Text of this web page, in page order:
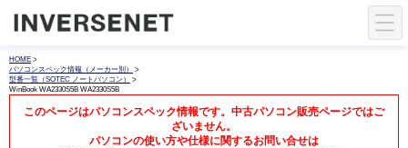
HOME >
パソコンスペック情報（メーカー別）
>
型番一覧（SOTEC ノートパソコン）
>
WinBook WA2330S5B WA2330S5B
このページはパソコンスペック情報です。中古パソコン販売ページではご
ざいません。
パソコンの使い方や仕様に関するお問い合せは